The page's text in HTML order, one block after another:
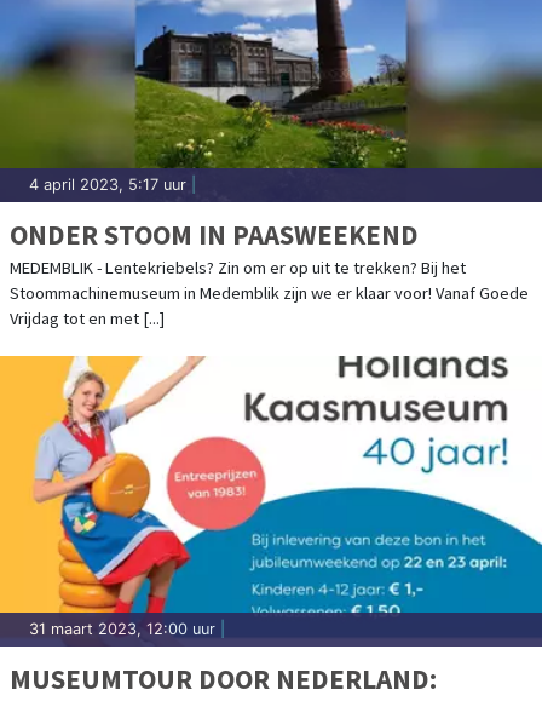
4 april 2023, 5:17 uur
ONDER STOOM IN PAASWEEKEND
MEDEMBLIK - Lentekriebels? Zin om er op uit te trekken? Bij het
Stoommachinemuseum in Medemblik zijn we er klaar voor! Vanaf Goede
Vrijdag tot en met [...]
31 maart 2023, 12:00 uur
MUSEUMTOUR DOOR NEDERLAND: